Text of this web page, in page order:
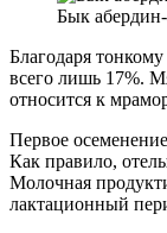
Бык
Благодаря
всего лишь 17%.
относится к
Первое
Как правило,
Молочная
лактационный